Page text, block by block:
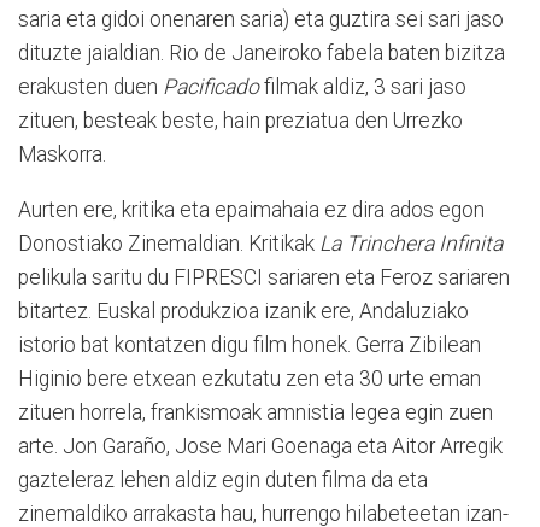
saria eta gidoi onenaren saria) eta guztira sei sari jaso
dituzte jaialdian. Rio de Janeiroko fabela baten bi­zitza
erakusten duen Pacif­i­cadofilmak aldiz, 3 sari jaso
zituen, besteak beste, hain pre­ziatua den Urrezko
Maskorra.
Aurten ere, kritika eta epaimahaia ez dira ados egon
Donostiako Zinemaldian. Kri­tikak La Trinchera Infinita
pe­likula saritu du FIPRESCI sa­ri­a­ren eta Feroz sariaren
bitartez. Euskal produkzioa izanik ere, Andaluziako
istorio bat kon­tatzen digu film honek. Gerra Zibilean
Higinio bere etxean ezkutatu zen eta 30 urte eman
zituen horrela, frankismoak amnistia legea egin zuen
arte. Jon Garaño, Jose Mari Goenaga eta Aitor Arregik
gazteleraz lehen aldiz egin duten filma da eta
zinemaldiko arrakasta hau, hurrengo hilabeteetan izan­